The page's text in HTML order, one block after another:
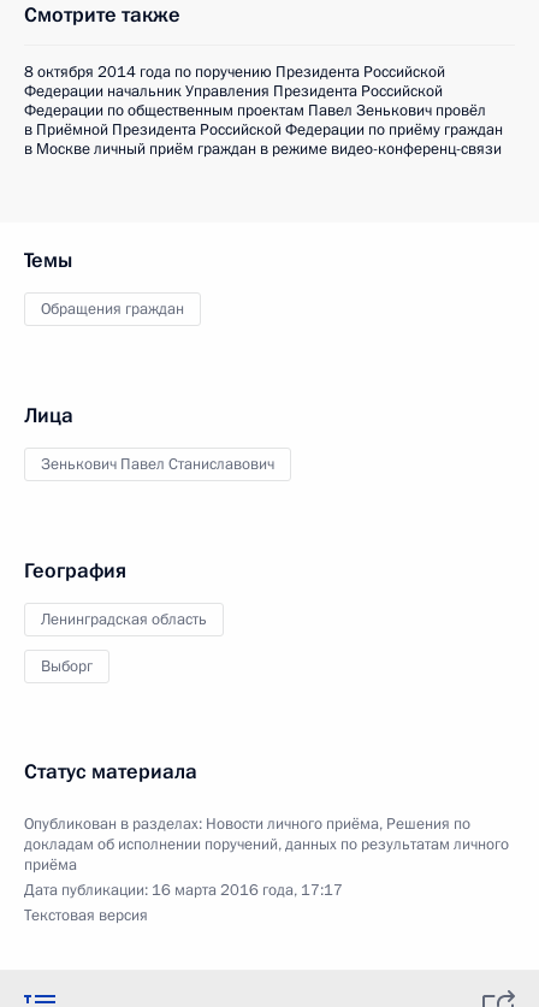
Смотрите также
8 октября 2014 года по поручению Президента Российской
Федерации начальник Управления Президента Российской
Федерации по общественным проектам Павел Зенькович провёл
в Приёмной Президента Российской Федерации по приёму граждан
в Москве личный приём граждан в режиме видео-конференц-связи
Темы
Обращения граждан
Лица
Зенькович Павел Станиславович
География
Ленинградская область
Выборг
Статус материала
Опубликован в разделах: Новости личного приёма, Решения по
докладам об исполнении поручений, данных по результатам личного
приёма
Дата публикации: 16 марта 2016 года, 17:17
Текстовая версия